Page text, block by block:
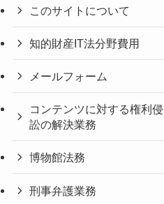
このサイトについて
知的財産IT法分野費用
メールフォーム
コンテンツに対する権利
訟の解決業務
博物館法務
刑事弁護業務